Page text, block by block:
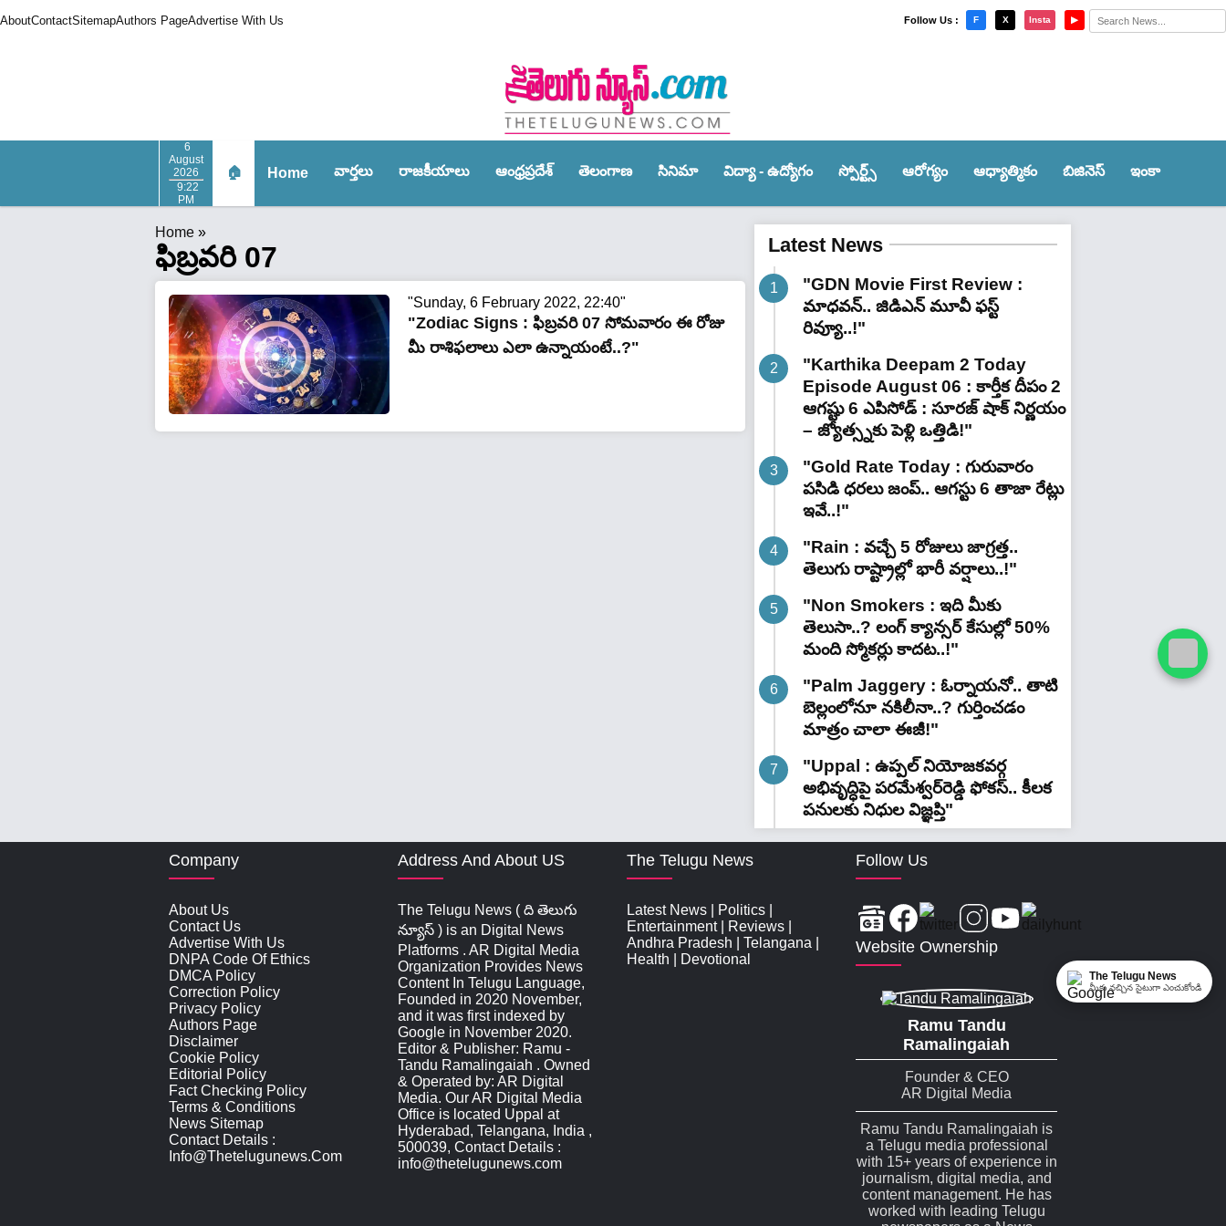
AboutContactSitemapAuthors PageAdvertise With Us Follow Us : F X Insta ▶
6
August
2026
9:22
PM
🏠 Home వార్త‌లు రాజ‌కీయాలు ఆంధ్ర‌ప్ర‌దేశ్‌ తెలంగాణ‌ సినిమా విద్యా - ఉద్యోగం స్పోర్ట్స్‌ ఆరోగ్యం ఆధ్యాత్మికం బిజినెస్ ఇంకా
×
Home »
ఫిబ్రవరి 07
"Sunday, 6 February 2022, 22:40"
"Zodiac Signs : ఫిబ్రవరి 07 సోమవారం ఈ రోజు
మీ రాశిఫ‌లాలు ఎలా ఉన్నాయంటే..?"
Latest News
"GDN Movie First Review :
మాధవన్.. జిడిఎన్ మూవీ ఫ‌స్ట్
రివ్యూ..!"
"Karthika Deepam 2 Today
Episode August 06 : కార్తీక దీపం 2
ఆగష్టు 6 ఎపిసోడ్ : సూరజ్ షాక్ నిర్ణయం
– జ్యోత్స్నకు పెళ్లి ఒత్తిడి!"
"Gold Rate Today : గురువారం
పసిడి ధరలు జంప్.. ఆగస్టు 6 తాజా రేట్లు
ఇవే..!"
"Rain : వచ్చే 5 రోజులు జాగ్రత్త..
తెలుగు రాష్ట్రాల్లో భారీ వ‌ర్షాలు..!"
"Non Smokers : ఇది మీకు
తెలుసా..? లంగ్ క్యాన్సర్ కేసుల్లో 50%
మంది స్మోకర్లు కాదట..!"
"Palm Jaggery : ఓర్నాయనో.. తాటి
బెల్లంలోనూ నకిలీనా..? గుర్తించడం
మాత్రం చాలా ఈజీ!"
"Uppal : ఉప్పల్ నియోజకవర్గ
అభివృద్ధిపై పరమేశ్వర్‌రెడ్డి ఫోకస్.. కీలక
పనులకు నిధుల విజ్ఞప్తి"
Company
About Us
Contact Us
Advertise With Us
DNPA Code Of Ethics
DMCA Policy
Correction Policy
Privacy Policy
Authors Page
Disclaimer
Cookie Policy
Editorial Policy
Fact Checking Policy
Terms & Conditions
News Sitemap
Contact Details :
Info@thetelugunews.com
Address And About US
The Telugu News ( ది తెలుగు
న్యూస్‌ ) is an Digital News
Platforms . AR Digital Media
Organization Provides News
Content In Telugu Language,
Founded in 2020 November,
and it was first indexed by
Google in November 2020.
Editor & Publisher: Ramu -
Tandu Ramalingaiah . Owned
& Operated by: AR Digital
Media. Our AR Digital Media
Office is located Uppal at
Hyderabad, Telangana, India ,
500039, Contact Details :
info@thetelugunews.com
The Telugu News
Latest News Politics
Entertainment| Reviews
Andhra Pradesh
Telangana
Health
Devotional
Follow Us
Website Ownership
Ramu Tandu
Ramalingaiah
Founder & CEO
AR Digital Media
Ramu Tandu Ramalingaiah is
a Telugu media professional
with 15+ years of experience in
journalism, digital media, and
content management. He has
worked with leading Telugu
The Telugu News
మీకు నచ్చిన సైటుగా ఎంచుకోండి